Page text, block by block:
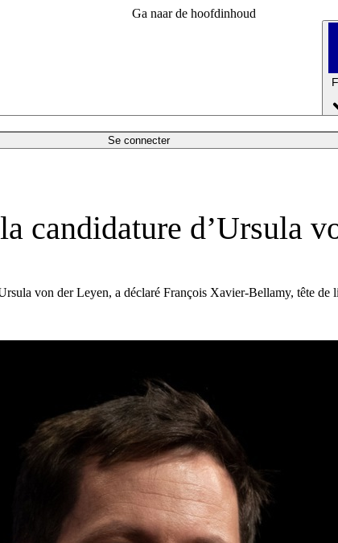
Ga naar de hoofdinhoud
Se connecter
candidature d’Ursula
von der Leyen, a déclaré François Xavier-Bellamy, tête